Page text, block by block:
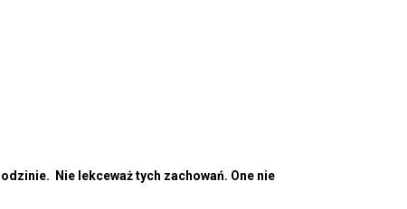
Nie lekceważ tych zachowań. One nie